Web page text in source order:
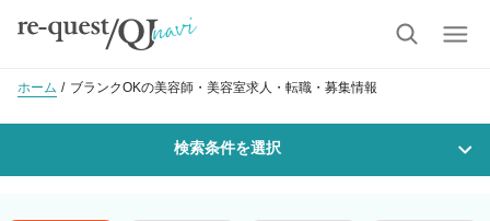
ホーム ブランクOKの美容師・美容室求人・転職・募集情報
検索条件を選択